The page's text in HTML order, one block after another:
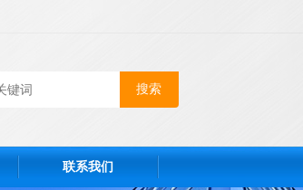
联系我们